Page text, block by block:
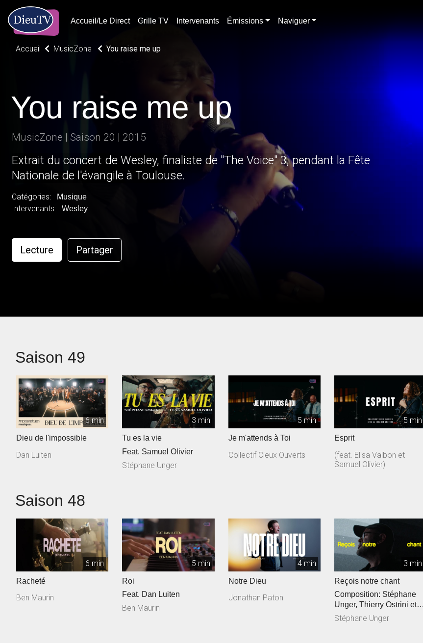
Accueil/Le Direct Grille TV Intervenants Émissions Naviguer
Accueil MusicZone You raise me up
You raise me up
MusicZone | Saison 20 | 2015
Extrait du concert de Wesley, finaliste de "The Voice" 3, pendant la Fête
Nationale de l'évangile à Toulouse.
Catégories: Musique
Intervenants: Wesley
Lecture Partager
Saison 49
6 min
Dieu de l'impossible
Dan Luiten
3 min
Tu es la vie
Feat. Samuel Olivier
Stéphane Unger
5 min
Je m'attends à Toi
Collectif Cieux Ouverts
5 min
Esprit
(feat. Elisa Valbon et
Samuel Olivier)
Saison 48
6 min
Racheté
Ben Maurin
5 min
Roi
Feat. Dan Luiten
Ben Maurin
4 min
Notre Dieu
Jonathan Paton
3 min
Reçois notre chant
Composition: Stéphane
Unger, Thierry Ostrini et
Siméon Freymond
Stéphane Unger